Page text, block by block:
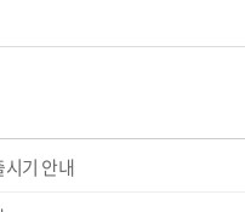
기 안내